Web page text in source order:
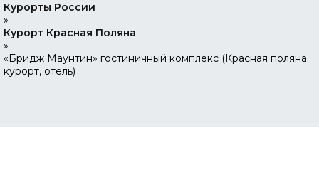
Курорты России
»
Курорт Красная Поляна
»
«Бридж Маунтин» гостиничный комплекс (Красная поляна
курорт, отель)